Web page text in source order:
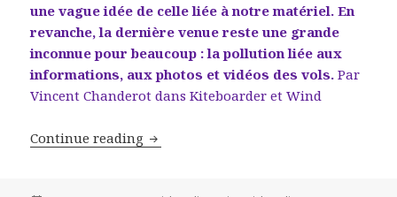
une vague idée de celle liée à notre matériel. En
revanche, la dernière venue reste une grande
inconnue pour beaucoup : la pollution liée aux
informations, aux photos et vidéos des vols. Par
Vincent Chanderot dans Kiteboarder et Wind
Continue reading Evitable et souvent inutile : la